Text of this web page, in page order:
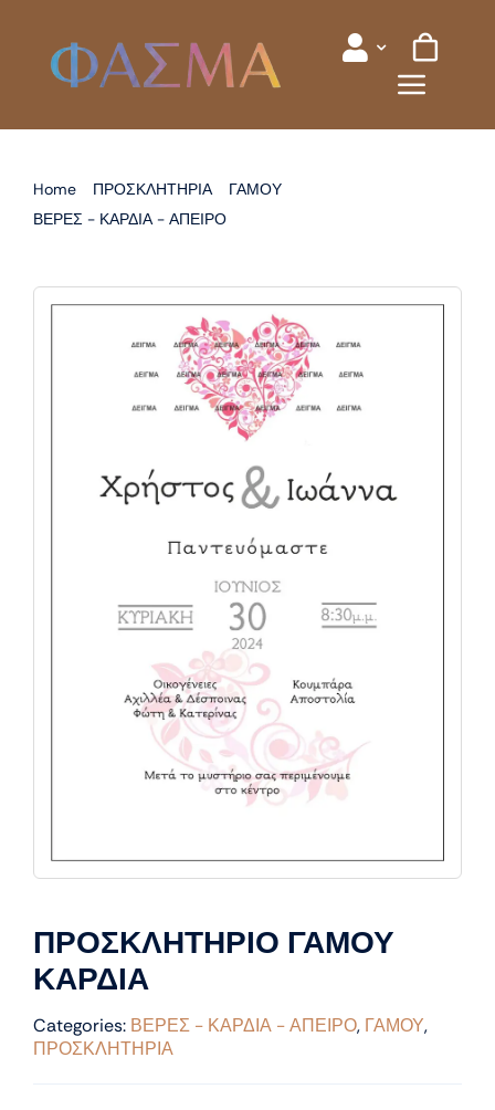
content
Home ΠΡΟΣΚΛΗΤΗΡΙΑ
ΓΑΜΟΥ
ΒΕΡΕΣ - ΚΑΡΔΙΑ - ΑΠΕΙΡΟ
ΠΡΟΣΚΛΗΤΗΡΙΟ ΓΑΜΟΥ
ΚΑΡΔΙΑ
Categories: ΒΕΡΕΣ - ΚΑΡΔΙΑ - ΑΠΕΙΡΟ, ΓΑΜΟΥ,
ΠΡΟΣΚΛΗΤΗΡΙΑ